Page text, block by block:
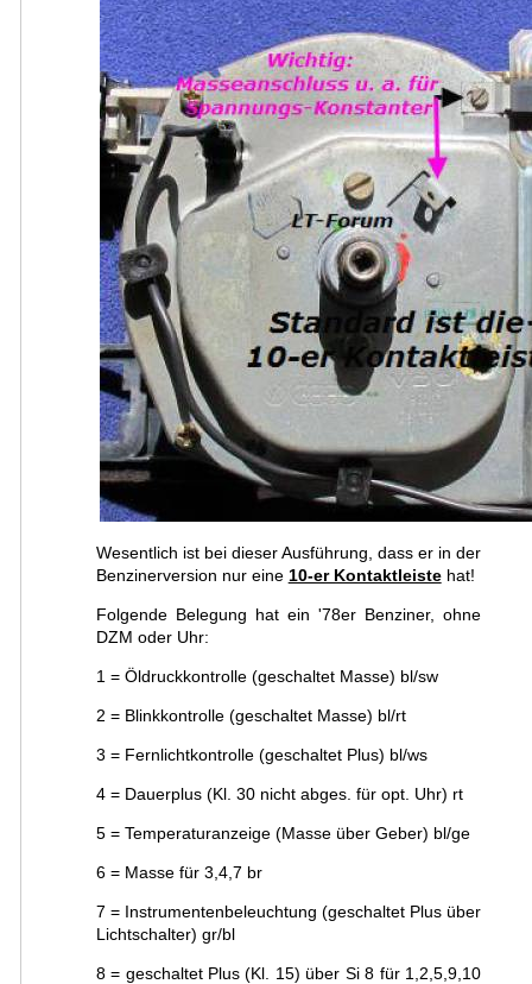
Wesentlich ist bei dieser Ausführung, dass er in der
Benzinerversion nur eine 10-er Kontaktleistehat!
Folgende Belegung hat ein '78er Benziner, ohne
DZM oder Uhr:
1 = Öldruckkontrolle (geschaltet Masse) bl/sw
2 = Blinkkontrolle (geschaltet Masse) bl/rt
3 = Fernlichtkontrolle (geschaltet Plus) bl/ws
4 = Dauerplus (Kl. 30 nicht abges. für opt. Uhr) rt
5 = Temperaturanzeige (Masse über Geber) bl/ge
6 = Masse für 3,4,7 br
7 = Instrumentenbeleuchtung (geschaltet Plus über
Lichtschalter) gr/bl
8 = geschaltet Plus (Kl. 15) über Si 8 für 1,2,5,9,10